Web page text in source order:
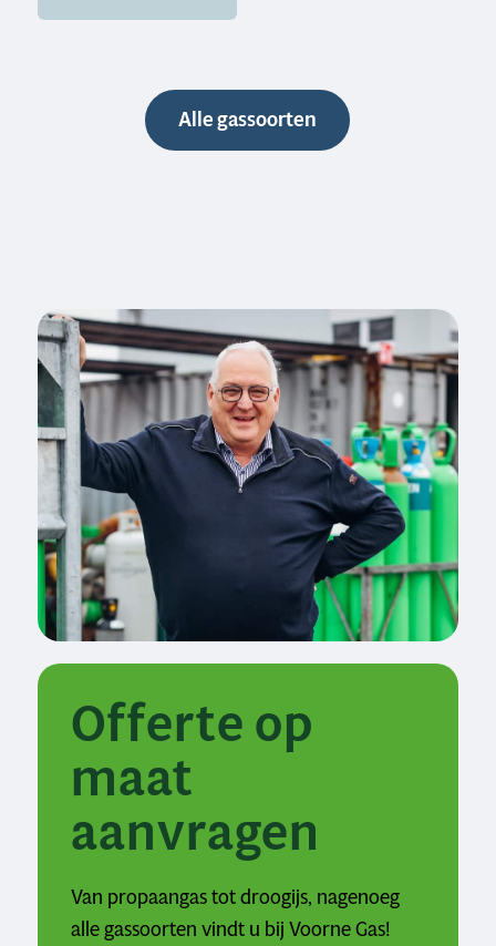
Alle gassoorten
Offerte op
maat
aanvragen
Van propaangas tot droogijs, nagenoeg
alle gassoorten vindt u bij Voorne Gas!